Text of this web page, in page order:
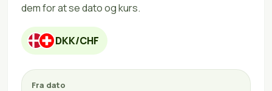
dem for at se dato og kurs.
DKK/CHF
Fra dato